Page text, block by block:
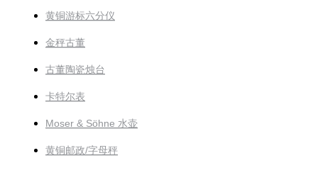
黄铜游标六分仪
金秤古董
古董陶瓷烛台
卡特尔表
Moser & Söhne 水壶
黄铜邮政/字母秤